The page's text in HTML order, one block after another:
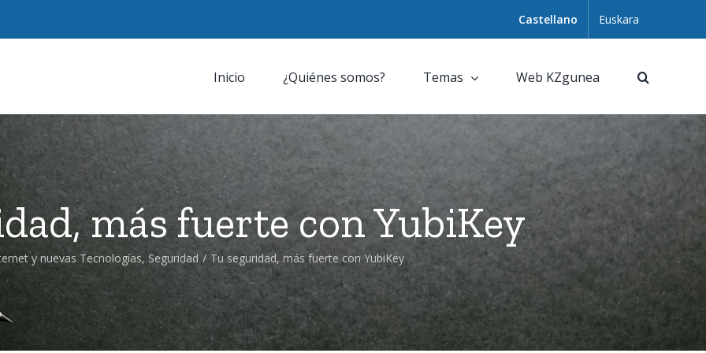
Castellano Euskara
Inicio ¿Quiénes somos? Temas Web KZgunea
más fuerte con YubiKey
y nuevas Tecnologías, Seguridad / Tu seguridad, más fuerte con YubiKey